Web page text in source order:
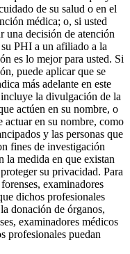
de su salud o en el
médica; o, si usted
una decisión de atención
PHI a un afiliado a la
es lo mejor para usted. Si
puede aplicar que se
más adelante en este
la divulgación de la
actúen en su nombre, o
actuar en su nombre, como
y las personas que
fines de investigación
la medida en que existan
su privacidad. Para
examinadores
dichos profesionales
donación de órganos,
examinadores médicos
profesionales puedan